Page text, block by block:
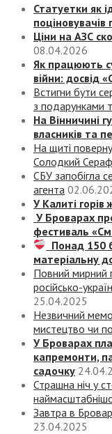
Статуетки як
поціновувачів
Ціни на АЗС
08.04.2026
Як працюють
війни: досвід
Встигни бути
з подарунками
На Вінничині
власників та
На щиті
Солодкий
СБУ запобігла
агента
У Калиті
У Броварах
фестиваль
Понад 150
матеріальну
Повний мирний
російсько-
25.04.2025
Незвичний
мистецтво чи
У Броварах
капремонти,
садочку
Страшна ніч у
Завтра в
23.04.2025